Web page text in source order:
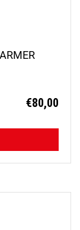
€80,00